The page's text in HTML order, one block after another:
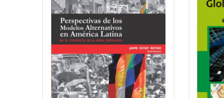
QUICKVIEW
WISHLIST